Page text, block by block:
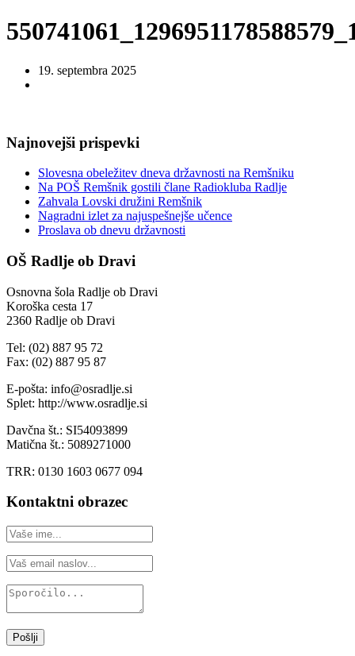
19. septembra 2025
Najnovejši prispevki
Slovesna obeležitev dneva državnosti na Remšniku
Na POŠ Remšnik gostili člane Radiokluba Radlje
Zahvala Lovski družini Remšnik
Nagradni izlet za najuspešnejše učence
Proslava ob dnevu državnosti
OŠ Radlje ob Dravi
Osnovna šola Radlje ob Dravi
Koroška cesta 17
2360 Radlje ob Dravi
Tel: (02) 887 95 72
Fax: (02) 887 95 87
E-pošta: info@osradlje.si
Splet: http://www.osradlje.si
Davčna št.: SI54093899
Matična št.: 5089271000
TRR: 0130 1603 0677 094
Kontaktni obrazec
Pošlji